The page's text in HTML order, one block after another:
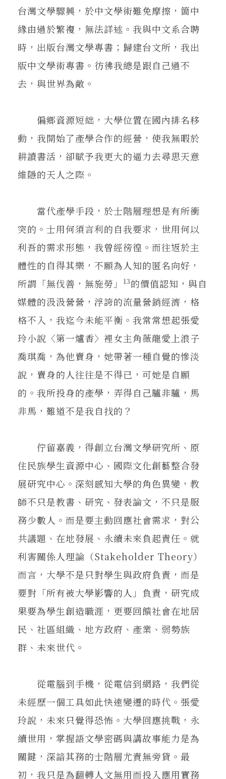
台灣文學驟興，於中文學術難免摩擦，箇中
緣由過於繁複，無法詳述。我與中文系合聘
時，出版台灣文學專書；歸建台文所，我出
版中文學術專書。彷彿我總是跟自己過不
去，與世界為敵。
偏鄉資源短絀，大學位置在國內排名移
動，我開始了產學合作的經營，使我無暇於
耕讀書活，卻賦予我更大的逼力去尋思天意
維隱的天人之際。
當代產學手段，於士階層理想是有所衝
突的。士用何須言利的自我要求，世用何以
利吾的需求形態，我曾經徬徨。而往返於主
體性的自得其樂，不願為人知的匿名向好，
所謂「無伐善，無施勞」
13的價值認知，與自
媒體的汲汲營營，浮誇的流量營銷經濟，格
格不入，我迄今未能平衡。我常常想起張愛
玲小說〈第一爐香〉裡女主角薇龍愛上浪子
喬琪喬，為他賣身，她帶著一種自覺的慘淡
說，賣身的人往往是不得已，可她是自願
的。我所投身的產學，弄得自己驢非驢，馬
非馬，難道不是我自找的？
佇留嘉義，得創立台灣文學研究所、原
住民族學生資源中心、國際文化創藝整合發
展研究中心。深刻感知大學的角色異變，教
師不只是教書、研究、發表論文，不只是服
務少數人。而是要主動回應社會需求，對公
共議題、在地發展、永續未來負起責任。就
利害關係人理論（Stakeholder Theory）
而言，大學不是只對學生與政府負責，而是
要對「所有被大學影響的人」負責，研究成
果要為學生創造職涯，更要回饋社會在地居
民、社區組織、地方政府、產業、弱勢族
群、未來世代。
從電腦到手機，從電信到網路，我們從
未經歷一個工具如此快速變遷的時代。張愛
玲說，未來只覺得恐怖。大學回應挑戰，永
續世用，掌握語文學密碼與講故事能力是為
關鍵，深諳其務的士階層尤責無旁貸。最
初，我只是為翻轉人文無用而投入應用實務